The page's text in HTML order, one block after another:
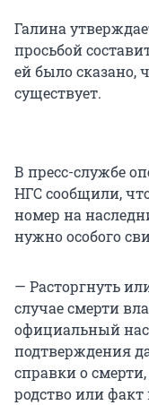
Галина
просьбой
ей было сказано,
существует.
В пресс-службе
НГС сообщили,
номер на
нужно особого
— Расторгнуть
случае смерти
официальный
подтверждения
справки о
родство или факт